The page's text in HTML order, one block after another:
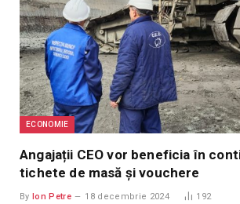
ECONOMIE
Angajații CEO vor beneficia în
tichete de masă și vouchere
By Ion Petre 18 decembrie 2024 192